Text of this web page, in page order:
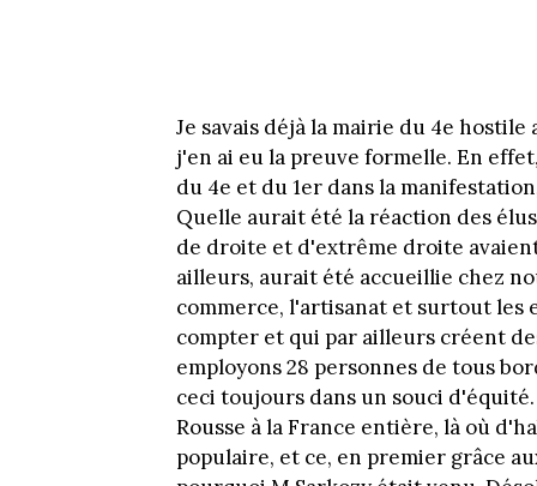
Je savais déjà la mairie du 4e
j'en ai eu la preuve formelle. En
du 4e et du 1er dans la
Quelle aurait été la réaction des
de droite et d'extrême droite
ailleurs, aurait été accueillie chez
commerce, l'artisanat et surtout les
compter et qui par ailleurs créent
employons 28 personnes de tous
ceci toujours dans un souci
Rousse à la France entière, là où
populaire, et ce, en premier grâce